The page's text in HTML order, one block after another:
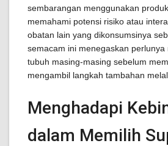
sembarangan menggunakan
memahami potensi risiko atau
obatan lain yang dikonsumsinya
semacam ini menegaskan
tubuh masing-masing sebelum
mengambil langkah tambahan
Menghadapi
dalam Memilih